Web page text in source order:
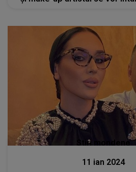
Stiri mondene
11 ian 2024